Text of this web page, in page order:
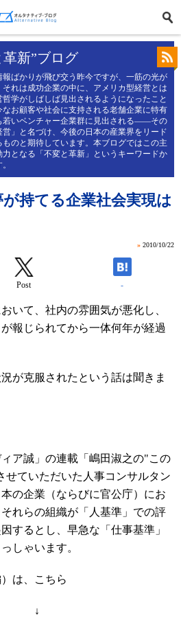
新”ブログ
ばかりが飛び交う昨今ですが、一筋の光が
れは成功企業の中に、アメリカ型経営とは
学がしばしば見出されるようになったこと
お顧客や社会に支持される老舗企業に特有
若いベンチャー企業群に見出される――その
」と名づけ、今後の日本の産業界をリード
のと期待しています。本ブログではこの主
となる「不変と革新」というキーワードか
持てる企業社会実現は
» 2010/10/22
Post -
いて、社内の雰囲気が悪化し、
報じられてから一体何年が経過
が克服されたという話は聞きま
ア誠」の連載「嶋田淑之の"この
せていただいた人事コンサルタン
の企業（ならびに官公庁）にお
れらの組織が「人基準」での評
するとし、早急な「仕事基準」
しゃいます。
は、こちら